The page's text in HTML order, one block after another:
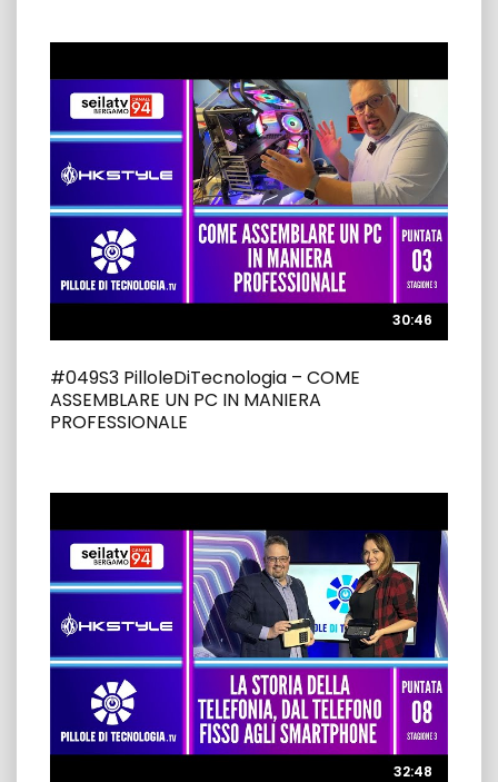
30:46
30:46
#049S3 PilloleDiTecnologia – COME
ASSEMBLARE UN PC IN MANIERA
PROFESSIONALE
32:48
32:48